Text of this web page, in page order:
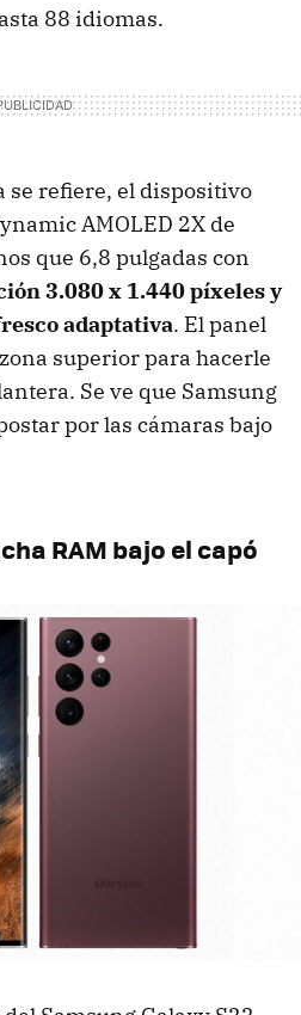
88 idiomas.
se refiere, el dispositivo
AMOLED 2X de
que 6,8 pulgadas con
3.080 x 1.440 píxeles y
adaptativa. El panel
superior para hacerle
Se ve que Samsung
por las cámaras bajo
RAM bajo el capó